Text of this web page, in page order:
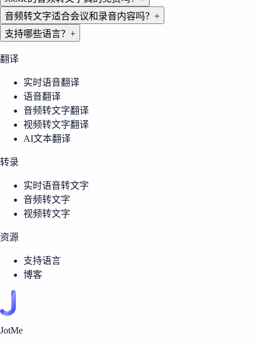
音频转文字适合会议和录音内容吗？ +
支持哪些语言？ +
翻译
实时语音翻译
语音翻译
音频转文字翻译
视频转文字翻译
AI文本翻译
转录
实时语音转文字
音频转文字
视频转文字
资源
支持语言
博客
JotMe